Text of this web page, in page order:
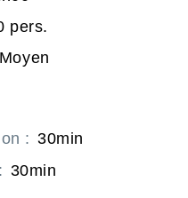
pers.
Moyen
: 30min
: 30min